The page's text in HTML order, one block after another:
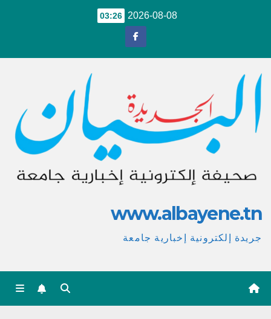
2026-08-08
03:26
www.albayene.tn
جريدة إلكترونية إخبارية جامعة